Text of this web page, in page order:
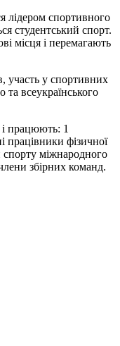
лідером спортивного
студентський спорт.
місця і перемагають
участь у спортивних
та всеукраїнського
і працюють: 1
працівники фізичної
міжнародного
збірних команд.